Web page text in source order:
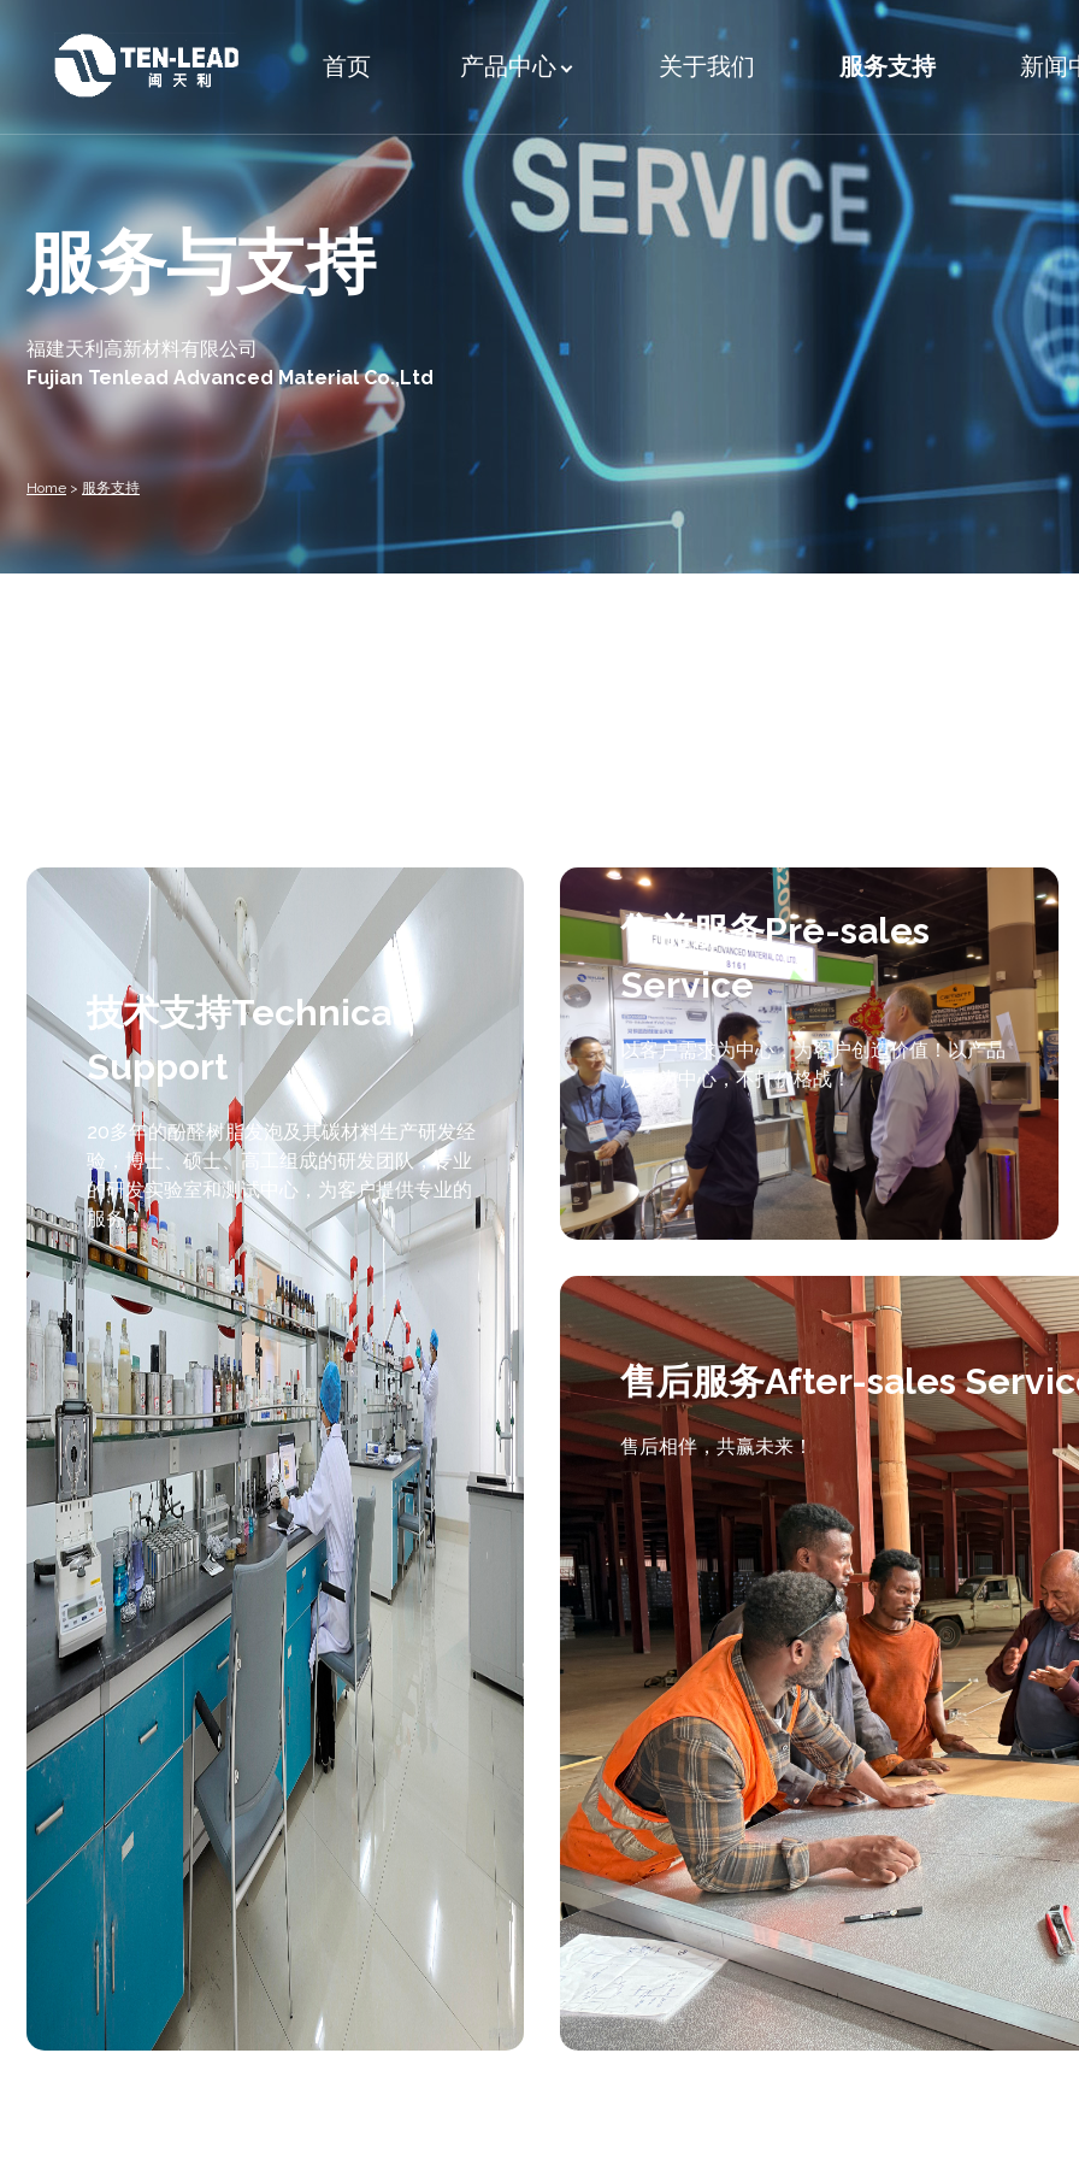
首页 产品中心 关于我们 服务支持 新闻
Home > 服务支持
服务与支持
福建天利高新材料有限公司
Fujian Tenlead Advanced Material Co.,Ltd
技术支持Technical
Support
20多年的酚醛树脂发泡及其碳材料生产研发经
验，博士、硕士、高工组成的研发团队，专业
的研发实验室和测试中心，为客户提供专业的
服务！
售前服务Pre-sales
Service
以客户需求为中心，为客户创造价值！以产品
质量为中心，不打价格战！
售后服务After-sales
售后相伴，共赢未来！